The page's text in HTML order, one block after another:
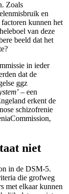
Zoals
en
kunnen het
van deze
beeld dat het
in ieder
dat de
ggz
’ – een
erkent de
schizofrenie
niet
in de DSM-5.
die grofweg
met elkaar kunnen